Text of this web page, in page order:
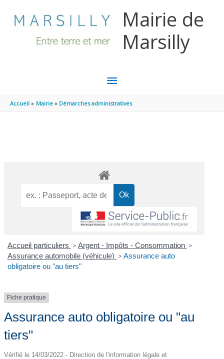
Mairie de
Marsilly
MENU
PRINCIPAL
Accueil Mairie Démarches administratives
Accueil particuliers > Argent - Impôts - Consommation >
Assurance automobile (véhicule) > Assurance auto
obligatoire ou "au tiers"
Fiche pratique
Assurance auto obligatoire ou "au
tiers"
Vérifié le 14/03/2022 - Direction de l'information légale et